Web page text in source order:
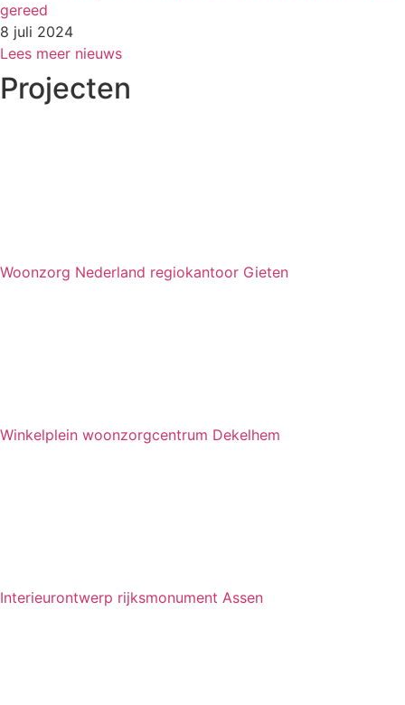
gereed
8 juli 2024
Lees meer nieuws
Projecten
Woonzorg Nederland regiokantoor Gieten
Winkelplein woonzorgcentrum Dekelhem
Interieurontwerp rijksmonument Assen